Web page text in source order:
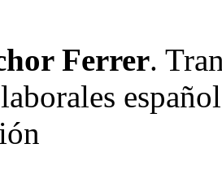
Ferrer.